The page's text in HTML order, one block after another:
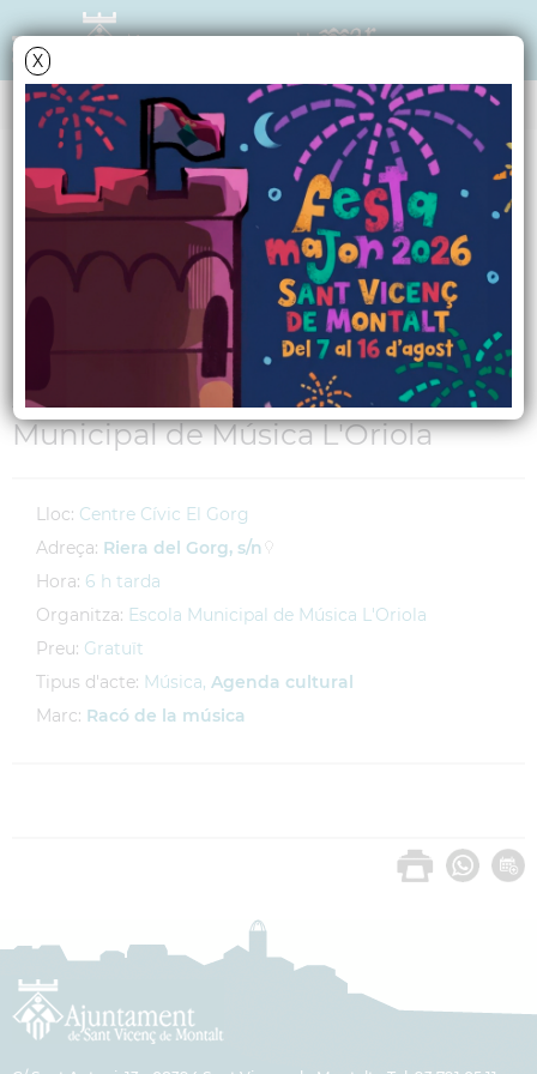
X
AGENDA
Dissabte18 juny 2011
Concert de fi de curs
de l'EMM L'Oriola
A càrrec dels alumnes de l'Escola
Municipal de Música L'Oriola
Lloc: Centre Cívic El Gorg
Adreça: Riera del Gorg, s/n
Hora: 6 h tarda
Organitza: Escola Municipal de Música L'Oriola
Preu: Gratuït
Tipus d'acte: Música, Agenda cultural
Marc: Racó de la música